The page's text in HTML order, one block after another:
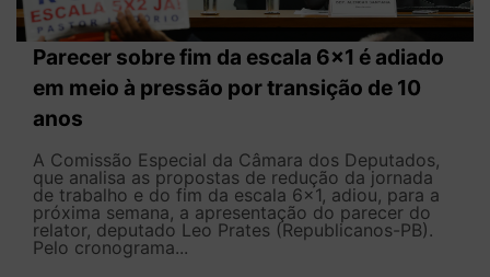
Parecer sobre fim da escala 6x1 é adiado
em meio à pressão por transição de 10
anos
A Comissão Especial da Câmara dos Deputados,
que analisa as propostas de redução da jornada
de trabalho e do fim da escala 6x1, adiou, para a
próxima semana, a apresentação do parecer do
relator, deputado Leo Prates (Republicanos-PB).
Pelo cronograma...